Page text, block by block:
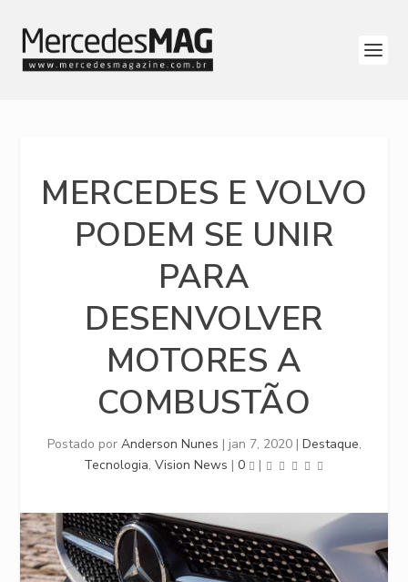
MERCEDES E VOLVO
PODEM SE UNIR
PARA
DESENVOLVER
MOTORES A
COMBUSTÃO
Postado por Anderson Nunes | jan 7, 2020| Destaque,
Tecnologia, Vision News | 0 |